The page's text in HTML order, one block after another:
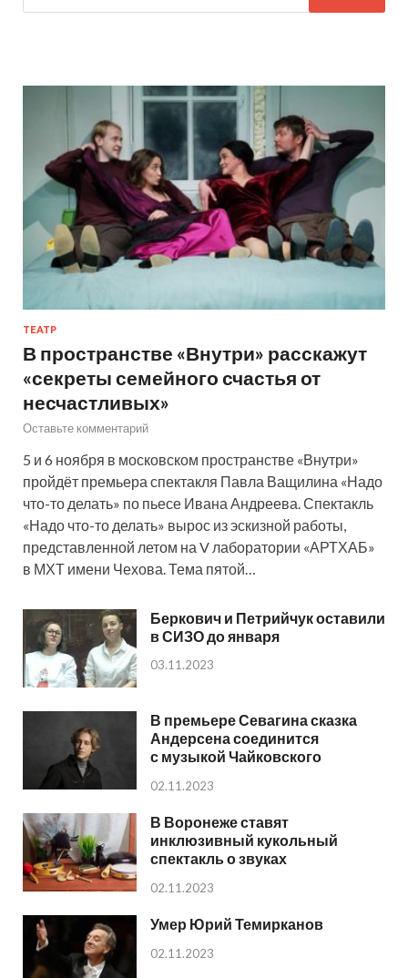
ТЕАТР
В пространстве «Внутри» расскажут
«секреты семейного счастья от
несчастливых»
Оставьте комментарий
5 и 6 ноября в московском пространстве «Внутри»
пройдёт премьера спектакля Павла Ващилина «Надо
что-то делать» по пьесе Ивана Андреева. Спектакль
«Надо что-то делать» вырос из эскизной работы,
представленной летом на V лаборатории «АРТХАБ»
в МХТ имени Чехова. Тема пятой…
Беркович и Петрийчук оставили
в СИЗО до января
03.11.2023
В премьере Севагина сказка
Андерсена соединится
с музыкой Чайковского
02.11.2023
В Воронеже ставят
инклюзивный кукольный
спектакль о звуках
02.11.2023
Умер Юрий Темирканов
02.11.2023